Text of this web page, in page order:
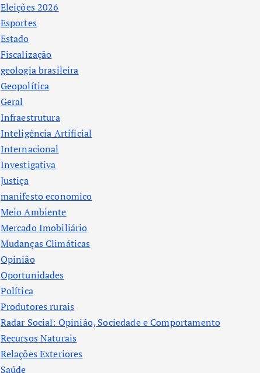
Eleições 2026
Esportes
Estado
Fiscalização
geologia brasileira
Geopolítica
Geral
Infraestrutura
Inteligência Artificial
Internacional
Investigativa
Justiça
manifesto economico
Meio Ambiente
Mercado Imobiliário
Mudanças Climáticas
Opinião
Oportunidades
Política
Produtores rurais
Radar Social: Opinião, Sociedade e Comportamento
Recursos Naturais
Relações Exteriores
Saúde